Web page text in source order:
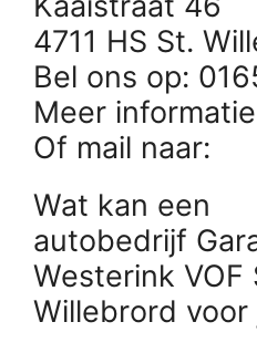
4711 HS St.
Bel ons op:
Meer
Of mail naar:
Wat kan een
autobedrijf
Westerink VOF
Willebrord